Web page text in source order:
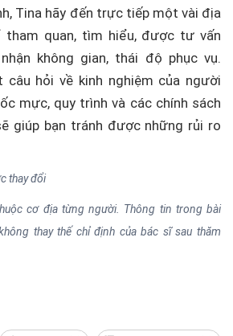
Tina hãy đến trực tiếp một vài địa
quan, tìm hiểu, được tư vấn
không gian, thái độ phục vụ.
hỏi về kinh nghiệm của người
mực, quy trình và các chính sách
giúp bạn tránh được những rủi ro
thay đổi
cơ địa từng người. Thông tin trong bài
thay thế chỉ định của bác sĩ sau thăm